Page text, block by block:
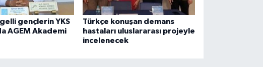
gençlerin YKS
AGEM Akademi
Türkçe konuşan demans
hastaları uluslararası projeyle
incelenecek